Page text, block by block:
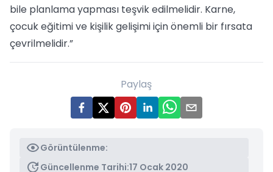
bile planlama yapması teşvik edilmelidir. Karne,
çocuk eğitimi ve kişilik gelişimi için önemli bir fırsata
çevrilmelidir.”
Paylaş
Görüntülenme:
Güncellenme Tarihi:17 Ocak 2020